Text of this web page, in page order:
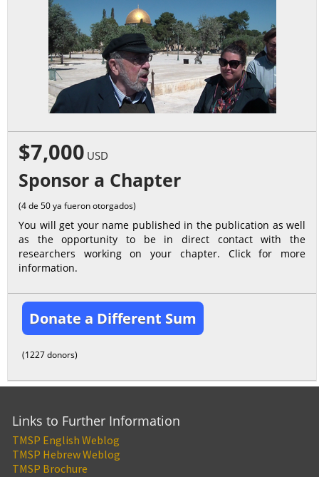
$7,000 USD
Sponsor a Chapter
(4 de 50 ya fueron otorgados)
You will get your name published in the publication as well
as the opportunity to be in direct contact with the
researchers working on your chapter. Click for more
information.
Donate a Different Sum
(1227 donors)
Links to Further Information
TMSP English Weblog
TMSP Hebrew Weblog
TMSP Brochure